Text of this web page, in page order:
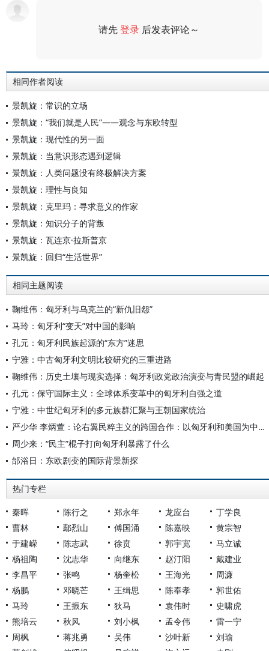
请先登录 后发表评论～
相同作者阅读
景凯旋：常识的立场
景凯旋：“我们就是人民”——观念与东欧转型
景凯旋：现代性的另一面
景凯旋：当意识形态遇到逻辑
景凯旋：人类问题没有终极解决方案
景凯旋：理性与良知
景凯旋：克里玛：寻求意义的作家
景凯旋：知识分子的背叛
景凯旋：瓦连京·拉斯普京
景凯旋：回归“生活世界”
相同主题阅读
鞠维伟：匈牙利与乌克兰的“新仇旧怨”
马玲：匈牙利“变天”对中国的影响
孔元：匈牙利民族起源的“东方”迷思
宁雅：中古匈牙利文明比较研究的三重进路
鞠维伟：历史土壤与现实选择：匈牙利政党政治演变与青民盟的崛起
孔元：保守国际主义：全球体系变革中的匈牙利自强之道
宁雅：中世纪匈牙利的多元族群汇聚与王朝国家统治
严少华 李炳萱：论右翼民粹主义的跨国合作：以匈牙利和美国为中心的考察
周少来：“民主”棍子打向匈牙利暴露了什么
邰浴日：东欧剧变的国际背景新探
热门专栏
秦晖 陈行之 郑永年 龙应台
丁学良
曹林
鄢烈山 傅国涌 陈嘉映
黄宗智
于建嵘
陈志武 徐贲 郭宇宽
马立诚
杨祖陶
沈志华 向继东 赵汀阳
戴建业
李昌平
张鸣 杨奎松 王海光
周濂
杨鹏
邓晓芒 王缉思 陈奉孝
郭世佑
马玲
王振东 狄马 袁伟时
史啸虎
熊培云
秋风 刘小枫 孟令伟
雷一宁
周枫
蒋兆勇 吴伟 沙叶新
刘瑜